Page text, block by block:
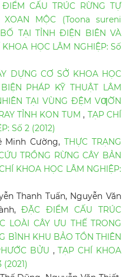
CẤU TRÚC RỪNG TỰ
MỘC (Toona sureni
TẠI TỈNH ĐIỆN BIÊN VÀ
KHOA HỌC LÂM NGHIỆP: Số
DỰNG CƠ SỞ KHOA HỌC
PHÁP KỸ THUẬT LÂM
TẠI VÙNG ĐỆM VƢỜN
TỈNH KON TUM, TẠP CHÍ
Số 2 (2012)
Minh Cường,THỰC TRẠNG
TRỒNG RỪNG CÂY BẢN
KHOA HỌC LÂM NGHIỆP:
Thanh Tuấn, Nguyễn Văn
ĐẶC ĐIỂM CẤU TRÚC
LOÀI CÂY ƯU THẾ TRONG
BÌNH KHU BẢO TỒN THIÊN
BỬU ,TẠP CHÍ KHOA
(2021)